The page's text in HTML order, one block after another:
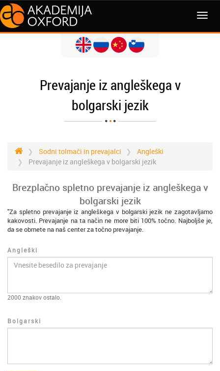
MENI
Prevajanje iz angleškega v
bolgarski jezik
Sodni tolmači in prevajalci
Angleški
Prevajanje iz angleškega v bolgarski jezik
Brezplačno spletno prevajanje iz angleškega v
bolgarski jezik
"Za spletno prevajanje iz angleškega v bolgarski jezik ne zagotavljamo
kakovosti. Prevajanje na ta način ne more biti 100% točno. Najboljše je,
da se obrnete na naš center za točno prevajanje.
Angleški
2000 znakov ostalo.
Bolgarski